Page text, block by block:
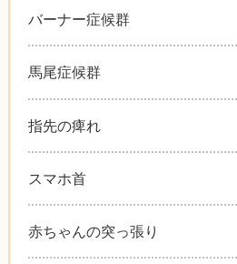
バーナー症候群
馬尾症候群
指先の痺れ
スマホ首
赤ちゃんの突っ張り